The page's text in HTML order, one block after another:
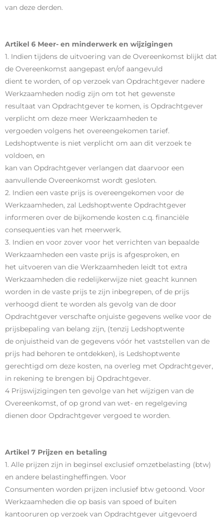
van deze derden.
Artikel 6 Meer- en minderwerk en wijzigingen
1. Indien tijdens de uitvoering van de Overeenkomst blijkt dat
de Overeenkomst aangepast en/of aangevuld
dient te worden, of op verzoek van Opdrachtgever nadere
Werkzaamheden nodig zijn om tot het gewenste
resultaat van Opdrachtgever te komen, is Opdrachtgever
verplicht om deze meer Werkzaamheden te
vergoeden volgens het overeengekomen tarief.
Ledshoptwente is niet verplicht om aan dit verzoek te
voldoen, en
kan van Opdrachtgever verlangen dat daarvoor een
aanvullende Overeenkomst wordt gesloten.
2. Indien een vaste prijs is overeengekomen voor de
Werkzaamheden, zal Ledshoptwente Opdrachtgever
informeren over de bijkomende kosten c.q. financiële
consequenties van het meerwerk.
3. Indien en voor zover voor het verrichten van bepaalde
Werkzaamheden een vaste prijs is afgesproken, en
het uitvoeren van die Werkzaamheden leidt tot extra
Werkzaamheden die redelijkerwijze niet geacht kunnen
worden in de vaste prijs te zijn inbegrepen, of de prijs
verhoogd dient te worden als gevolg van de door
Opdrachtgever verschafte onjuiste gegevens welke voor de
prijsbepaling van belang zijn, (tenzij Ledshoptwente
de onjuistheid van de gegevens vóór het vaststellen van de
prijs had behoren te ontdekken), is Ledshoptwente
gerechtigd om deze kosten, na overleg met Opdrachtgever,
in rekening te brengen bij Opdrachtgever.
4 Prijswijzigingen ten gevolge van het wijzigen van de
Overeenkomst, of op grond van wet- en regelgeving
dienen door Opdrachtgever vergoed te worden.
Artikel 7 Prijzen en betaling
1. Alle prijzen zijn in beginsel exclusief omzetbelasting (btw)
en andere belastingheffingen. Voor
Consumenten worden prijzen inclusief btw getoond. Voor
Werkzaamheden die op basis van spoed of buiten
kantooruren op verzoek van Opdrachtgever uitgevoerd